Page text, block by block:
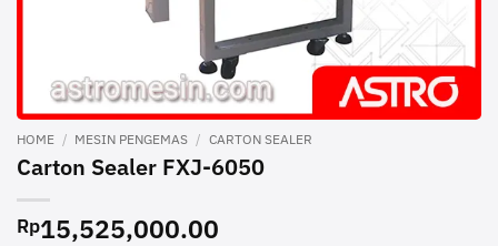
HOME / MESIN PENGEMAS / CARTON SEALER
Carton Sealer FXJ-6050
Rp15,525,000.00